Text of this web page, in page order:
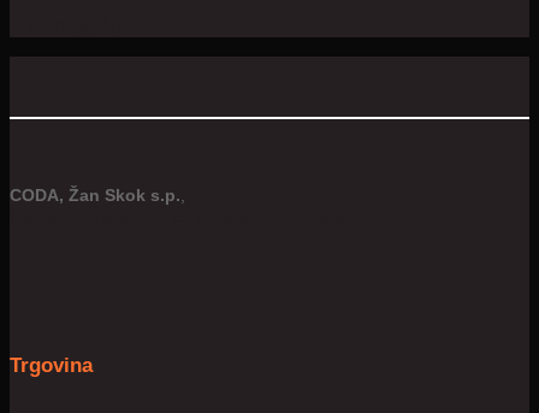
CODA, Žan Skok s.p.,
Trgovina